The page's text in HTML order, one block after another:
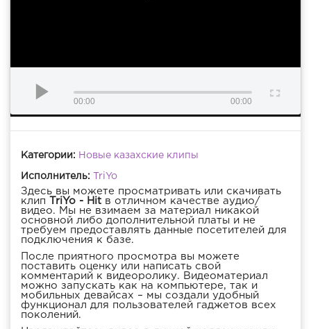
00:00 00:00
Категории: Новые казахские клипы
Исполнитель: TriYo
Здесь вы можете просматривать или скачивать
клип
TriYo - Hit в отличном качестве аудио/
видео. Мы не взимаем за материал никакой
основной либо дополнительной платы и не
требуем предоставлять данные посетителей для
подключения к базе.
После приятного просмотра вы можете
поставить оценку или написать свой
комментарий к видеоролику. Видеоматериал
можно запускать как на компьютере, так и
мобильных девайсах – мы создали удобный
функционал для пользователей гаджетов всех
поколений.